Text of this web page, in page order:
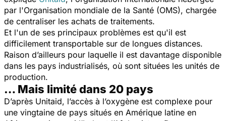
par l'Organisation mondiale de la Santé (OMS), chargée
de centraliser les achats de traitements.
Et l'un de ses principaux problèmes est qu'il est
difficilement transportable sur de longues distances.
Raison d’ailleurs pour laquelle il est davantage disponible
dans les pays industrialisés, où sont situées les unités de
production.
… Mais limité dans 20 pays
D’après Unitaid, l’accès à l’oxygène est complexe pour
une vingtaine de pays situés en Amérique latine en